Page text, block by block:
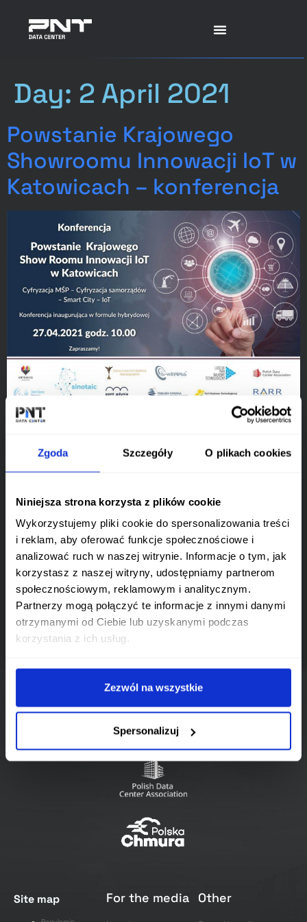
Zgoda Szczegóły O plikach cookies
Niniejsza strona korzysta z plików cookie
Wykorzystujemy pliki cookie do spersonalizowania treści
i reklam, aby oferować funkcje społecznościowe i
analizować ruch w naszej witrynie. Informacje o tym, jak
korzystasz z naszej witryny, udostępniamy partnerom
społecznościowym, reklamowym i analitycznym.
Partnerzy mogą połączyć te informacje z innymi danymi
otrzymanymi od Ciebie lub uzyskanymi podczas
korzystania z ich usług.
Zezwól na wszystkie
Spersonalizuj
Day: 2 April 2021
Powstanie Krajowego
Showroomu Innowacji IoT w
Katowicach – konferencja
W najbliższy wtorek zapraszamy na
inaugurującą powstanie Krajowego
początek współpracy między samorządami,
MŚP i parkami naukowo-technologicznymi
łączący potencjał regionów i transformacje
cyfrowe w przedsiębiorstwach, które
przyczyniają się do wdrażania idei smart city
oraz IoT.PNT w Opolu i miasto Opole zostały
wysoko ocenione przez klaster Sinotaic ze
Site map For the media Other